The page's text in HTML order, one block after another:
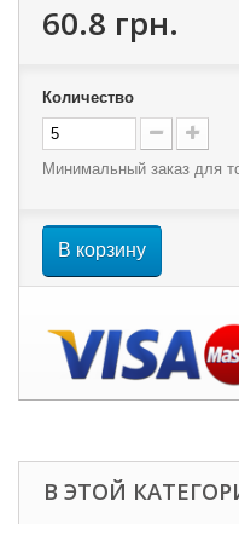
60.8 грн.
Количество
Минимальный заказ для
В корзину
В ЭТОЙ